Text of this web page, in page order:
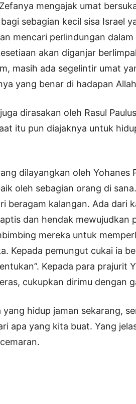
mengajak umat
sebagian kecil sisa Israel
mencari perlindungan
akan diganjar
masih ada segelintir umat
yang benar di hadapan
dirasakan oleh Rasul
itu pun diajaknya untuk
dilayangkan oleh Yohanes
oleh sebagian orang di
beragam kalangan. Ada dari
dan hendak mewujudkan
mereka untuk
Kepada pemungut cukai ia
Kepada para prajurit
cukupkan dirimu dengan
hidup jaman sekarang,
apa yang kita buat. Yang